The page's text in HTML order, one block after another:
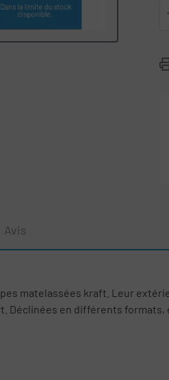
Avis
matelassées kraft. Leur
Déclinées en différents